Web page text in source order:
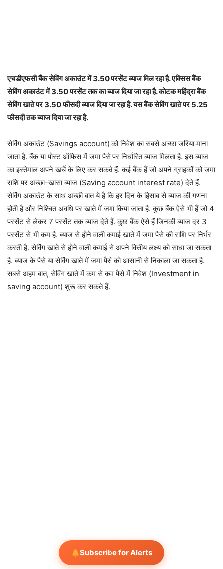
एचडीएफसी बैंक सेविंग अकाउंट में 3.50 परसेंट ब्याज मिल रहा है. एक्सिस बैंक
सेविंग अकाउंट में 3.50 परसेंट तक का ब्याज दिया जा रहा है. कोटक महिंद्रा बैंक
सेविंग खाते पर 3.50 फीसदी ब्याज दिया जा रहा है. यस बैंक सेविंग खाते पर 5.25
फीसदी तक ब्याज दिया जा रहा है.
सेविंग अकाउंट (Savings account) को निवेश का सबसे अच्छा जरिया माना
जाता है. बैंक या पोस्ट ऑफिस में जमा पैसे पर निर्धारित ब्याज मिलता है. इस ब्याज
का इस्तेमाल अपने खर्चे के लिए कर सकते हैं. कई बैंक हैं जो अपने ग्राहकों को जमा
राशि पर अच्छा-खासा ब्याज (Saving account interest rate) देते हैं.
सेविंग अकाउंट के साथ अच्छी बात ये है कि हर दिन के हिसाब से ब्याज की गणना
होती है और निश्चित अवधि पर खाते में जमा किया जाता है. कुछ बैंक ऐसे भी हैं जो 4
परसेंट से लेकर 7 परसेंट तक ब्याज देते हैं. कुछ बैंक ऐसे हैं जिनकी ब्याज दर 3
परसेंट से भी कम है. ब्याज से होने वाली कमाई खाते में जमा पैसे की राशि पर निर्भर
करती है. सेविंग खाते से होने वाली कमाई से अपने वित्तीय लक्ष्य को साधा जा सकता
है. ब्याज के पैसे या सेविंग खाते में जमा पैसे को आसानी से निकाला जा सकता है.
सबसे अहम बात, सेविंग खाते में कम से कम पैसे में निवेश (Investment in
saving account) शुरू कर सकते हैं.
Subscribe for Alerts